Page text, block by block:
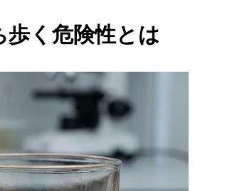
く危険性とは